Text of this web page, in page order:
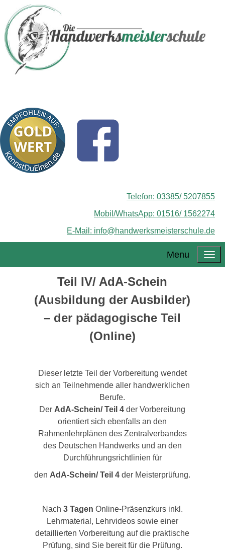
Telefon: 03385/ 5207855
Mobil/WhatsApp: 01516/ 1562274
E-Mail: info@handwerksmeisterschule.de
Menu
Teil IV/ AdA-Schein
(Ausbildung der Ausbilder)
– der pädagogische Teil
(Online)
Dieser letzte Teil der Vorbereitung wendet
sich an Teilnehmende aller handwerklichen
Berufe.
Der AdA-Schein/ Teil 4 der Vorbereitung
orientiert sich ebenfalls an den
Rahmenlehrplänen des Zentralverbandes
des Deutschen Handwerks und an den
Durchführungsrichtlinien für
den AdA-Schein/ Teil 4 der Meisterprüfung.
Nach 3 Tagen Online-Präsenzkurs inkl.
Lehrmaterial, Lehrvideos sowie einer
detaillierten Vorbereitung auf die praktische
Prüfung, sind Sie bereit für die Prüfung.